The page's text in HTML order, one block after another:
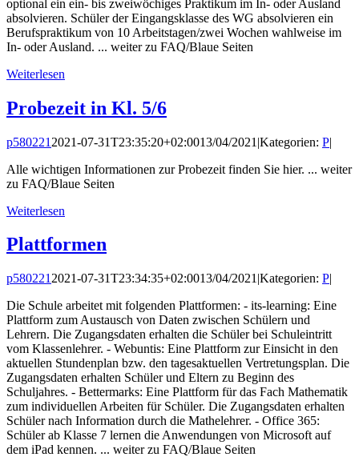
optional ein ein- bis zweiwöchiges Praktikum im In- oder Ausland
absolvieren. Schüler der Eingangsklasse des WG absolvieren ein
Berufspraktikum von 10 Arbeitstagen/zwei Wochen wahlweise im
In- oder Ausland. ... weiter zu FAQ/Blaue Seiten
Weiterlesen
Probezeit in Kl. 5/6
p580221 2021-07-31T23:35:20+02:0013/04/2021 |Kategorien: P|
Alle wichtigen Informationen zur Probezeit finden Sie hier. ... weiter
zu FAQ/Blaue Seiten
Weiterlesen
Plattformen
p580221 2021-07-31T23:34:35+02:0013/04/2021 |Kategorien: P|
Die Schule arbeitet mit folgenden Plattformen: - its-learning: Eine
Plattform zum Austausch von Daten zwischen Schülern und
Lehrern. Die Zugangsdaten erhalten die Schüler bei Schuleintritt
vom Klassenlehrer. - Webuntis: Eine Plattform zur Einsicht in den
aktuellen Stundenplan bzw. den tagesaktuellen Vertretungsplan. Die
Zugangsdaten erhalten Schüler und Eltern zu Beginn des
Schuljahres. - Bettermarks: Eine Plattform für das Fach Mathematik
zum individuellen Arbeiten für Schüler. Die Zugangsdaten erhalten
Schüler nach Information durch die Mathelehrer. - Office 365:
Schüler ab Klasse 7 lernen die Anwendungen von Microsoft auf
dem iPad kennen. ... weiter zu FAQ/Blaue Seiten